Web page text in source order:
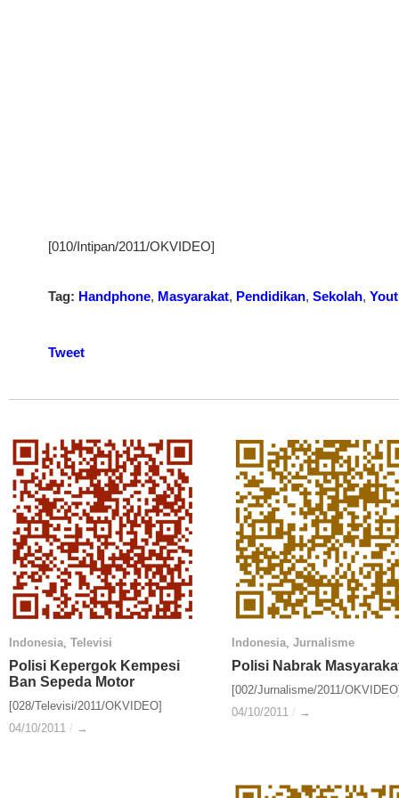
[010/Intipan/2011/OKVIDEO]
Tag: Handphone, Masyarakat, Pendidikan, Sekolah,
Tweet
Indonesia, Televisi
Polisi Kepergok Kempesi
Ban Sepeda Motor
[028/Televisi/2011/OKVIDEO]
04/10/2011 / →
Indonesia Televisi
Polisi Kepergok Kempesi
Ban Sepeda Motor
04/10/2011 / →
Indonesia, Jurnalisme
Polisi Nabrak
[002/Jurnalisme/2011/
04/10/2011 / →
Indonesia Jurnalisme
Polisi Nabrak
04/10/2011 / →